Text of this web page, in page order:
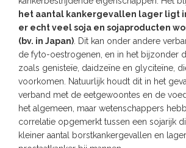
het aantal kankergevallen lager ligt
er echt veel soja en sojaproducten
(bv. in Japan) . Dit kan onder andere
de fyto-oestrogenen, en in het bijzonder
zoals genisteïe, daidzeïne en glyciteïne,
voorkomen. Natuurlijk houdt dit in het
verband met de eetgewoontes en de
het algemeen, maar wetenschappers
correlatie opgemerkt tussen een sojarijk
kleiner aantal borstkankergevallen en